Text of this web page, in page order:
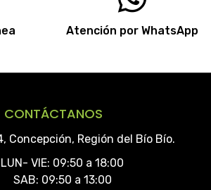
Atención por WhatsApp
CONTÁCTANOS
Concepción, Región del Bío Bío.
LUN- VIE: 09:50 a 18:00
SAB: 09:50 a 13:00